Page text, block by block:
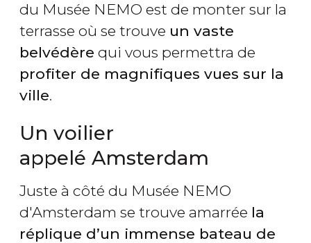
du Musée NEMO est de monter sur la
terrasse où se trouve un vaste
belvédère qui vous permettra de
profiter de magnifiques vues sur la
ville.
Un voilier
appelé Amsterdam
Juste à côté du Musée NEMO
d'Amsterdam se trouve amarrée la
réplique d’un immense bateau de